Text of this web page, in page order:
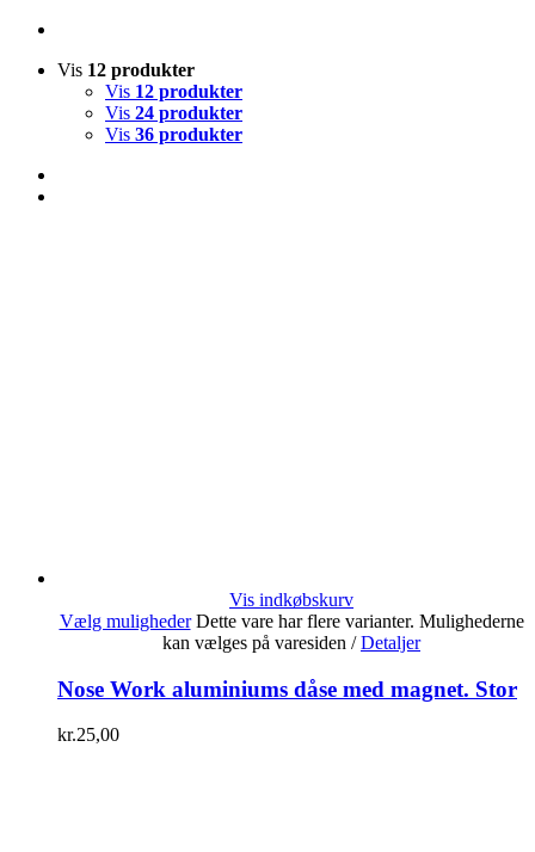
Vis 12 produkter
Vis 12 produkter
Vis 24 produkter
Vis 36 produkter
Vis indkøbskurv
Vælg muligheder Dette vare har flere varianter. Mulighederne
kan vælges på varesiden / Detaljer
Nose Work aluminiums dåse med magnet. Stor
kr.25,00